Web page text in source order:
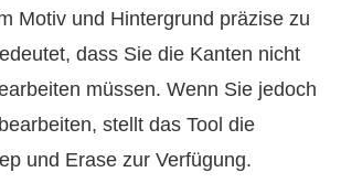
Motiv und Hintergrund präzise zu
dass Sie die Kanten nicht
müssen. Wenn Sie jedoch
stellt das Tool die
und Erase zur Verfügung.